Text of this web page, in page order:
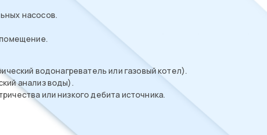
насосов.
помещение.
водонагреватель или газовый котел).
анализ воды).
или низкого дебита источника.